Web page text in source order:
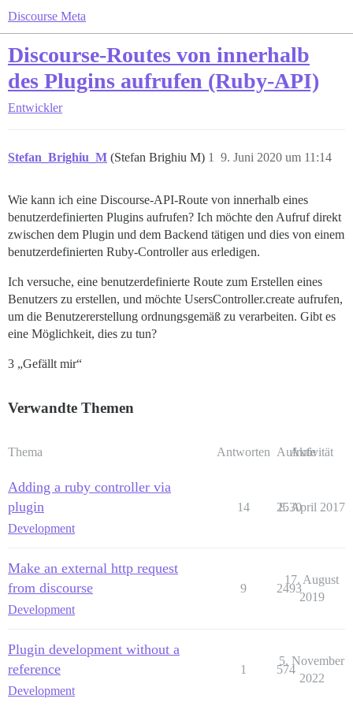
Discourse Meta
Discourse-Routes von innerhalb
des Plugins aufrufen (Ruby-API)
Entwickler
Stefan_Brighiu_M (Stefan Brighiu M) 9. Juni 2020 um 11:14
1
Wie kann ich eine Discourse-API-Route von innerhalb eines
benutzerdefinierten Plugins aufrufen? Ich möchte den Aufruf direkt
zwischen dem Plugin und dem Backend tätigen und dies von einem
benutzerdefinierten Ruby-Controller aus erledigen.
Ich versuche, eine benutzerdefinierte Route zum Erstellen eines
Benutzers zu erstellen, und möchte UsersController.create aufrufen,
um die Benutzererstellung ordnungsgemäß zu verarbeiten. Gibt es
eine Möglichkeit, dies zu tun?
3 „Gefällt mir“
Verwandte Themen
Thema Antworten Aufrufe
Aktivität
Adding a ruby controller via
plugin
Development
14 2530
8. April 2017
Make an external http request
from discourse
Development
9 2493
17. August
2019
Plugin development without a
reference
Development
1 574
5. November
2022